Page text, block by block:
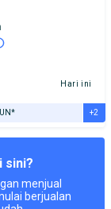
Hari ini
+2
sini?
menjual
berjualan